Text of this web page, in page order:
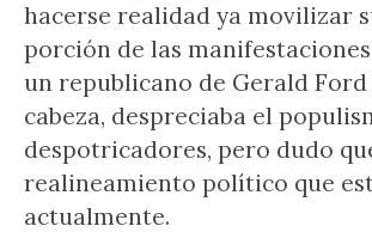
hacerse realidad ya movilizar
porción de las
un republicano de Gerald Ford
cabeza, despreciaba el
despotricadores, pero dudo
realineamiento político que
actualmente.